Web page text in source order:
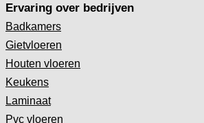
Ervaring over bedrijven
Badkamers
Gietvloeren
Houten vloeren
Keukens
Laminaat
Pvc vloeren